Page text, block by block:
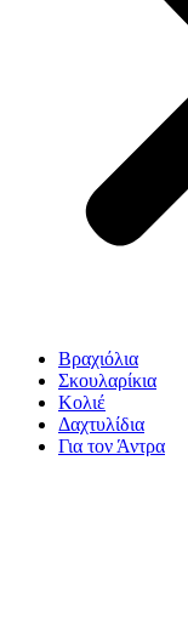
Βραχιόλια
Σκουλαρίκια
Κολιέ
Δαχτυλίδια
Για τον Άντρα